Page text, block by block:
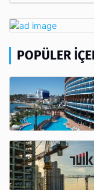
POPÜLER